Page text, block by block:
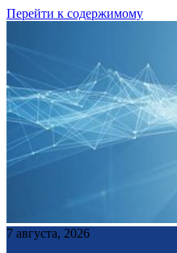
Перейти к содержимому
7 августа, 2026